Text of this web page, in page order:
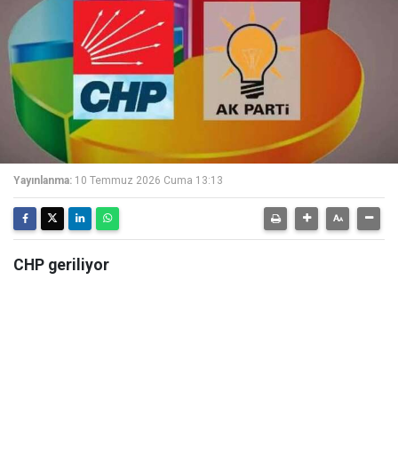
Yayınlanma: 10 Temmuz 2026 Cuma 13:13
CHP geriliyor